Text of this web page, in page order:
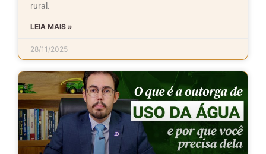
rural.
LEIA MAIS »
28/11/2025